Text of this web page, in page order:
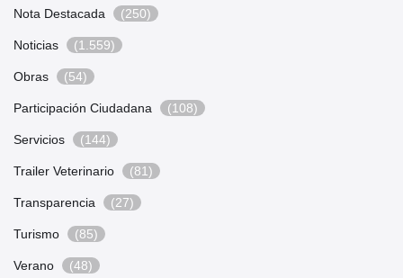
Nota Destacada (250)
Noticias (1.559)
Obras (54)
Participación Ciudadana (108)
Servicios (144)
Trailer Veterinario (81)
Transparencia (27)
Turismo (85)
Verano (48)